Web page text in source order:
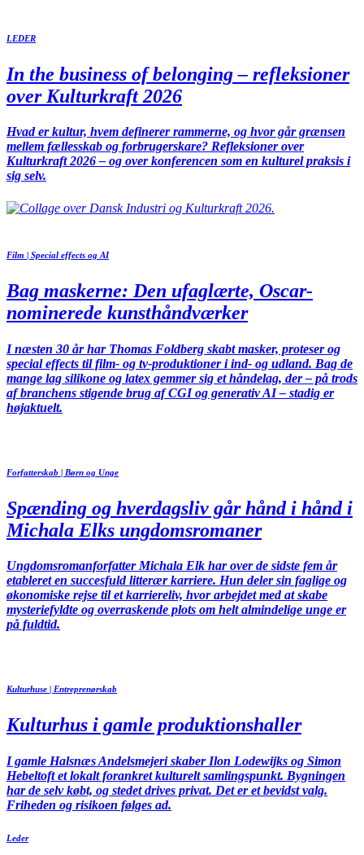
LEDER
In the business of belonging – refleksioner
over Kulturkraft 2026​
Hvad er kultur, hvem definerer rammerne, og hvor går grænsen
mellem fællesskab og forbrugerskare? Refleksioner over
Kulturkraft 2026 – og over konferencen som en kulturel praksis i
sig selv.
Film | Special effects og AI
Bag maskerne: Den ufaglærte, Oscar-
nominerede kunsthåndværker
I næsten 30 år har Thomas Foldberg skabt masker, proteser og
special effects til film- og tv-produktioner i ind- og udland. Bag de
mange lag silikone og latex gemmer sig et håndelag, der – på trods
af branchens stigende brug af CGI og generativ AI – stadig er
højaktuelt.
Forfatterskab | Børn og Unge
Spænding og hverdagsliv går hånd i hånd i
Michala Elks ungdomsromaner
Ungdomsromanforfatter Michala Elk har over de sidste fem år
etableret en succesfuld litterær karriere. Hun deler sin faglige og
økonomiske rejse til et karriereliv, hvor arbejdet med at skabe
mysteriefyldte og overraskende plots om helt almindelige unge er
på fuldtid.
Kulturhuse | Entreprenørskab
Kulturhus i gamle produktionshaller
I gamle Halsnæs Andelsmejeri skaber Ilon Lodewijks og Simon
Hebeltoft et lokalt forankret kulturelt samlingspunkt. Bygningen
har de selv købt, og stedet drives privat. Det er et bevidst valg.
Friheden og risikoen følges ad.
Leder